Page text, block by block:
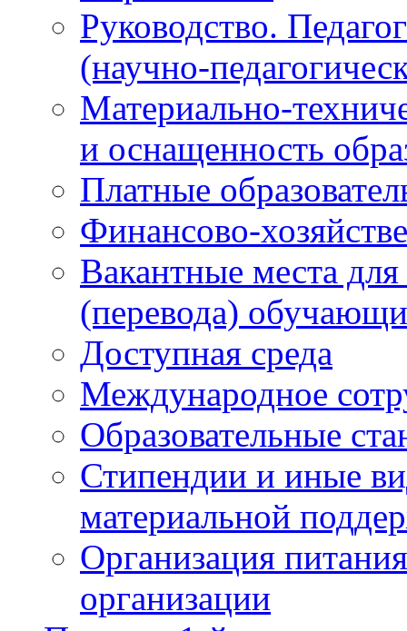
Руководство.
(научно-
Материально-
и оснащенность
Платные
Финансово-
Вакантные места
(перевода)
Доступная среда
Международное
Образовательные
Стипендии и иные
материальной
Организация
организации